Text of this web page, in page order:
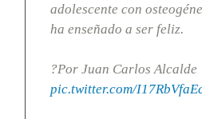
adolescente con
ha enseñado a ser feliz.
?Por Juan Carlos Alcalde
pic.twitter.com/